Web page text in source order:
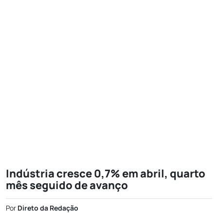
Indústria cresce 0,7% em abril, quarto
mês seguido de avanço
Por Direto da Redação